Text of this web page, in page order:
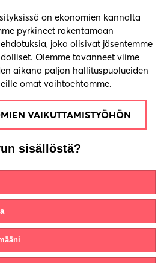
on ekonomien kannalta
pyrkineet rakentamaan
joka olisivat jäsentemme
Olemme tavanneet viime
aikana paljon hallituspuolueiden
omat vaihtoehtomme.
VAIKUTTAMISTYÖHÖN
sisällöstä?